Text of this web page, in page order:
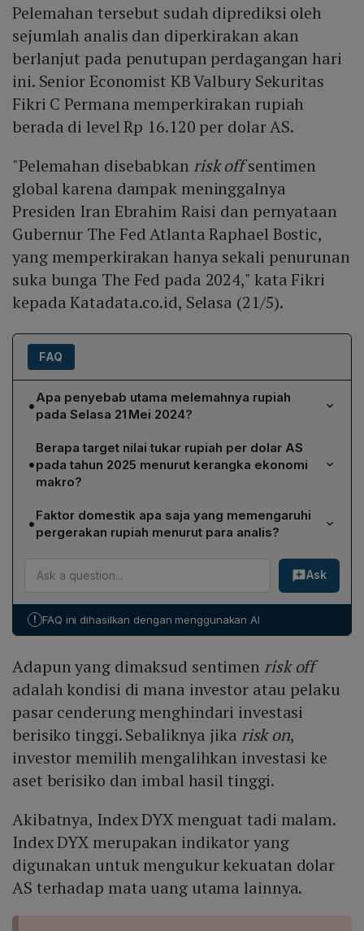
Pelemahan tersebut sudah diprediksi oleh
sejumlah analis dan diperkirakan akan
berlanjut pada penutupan perdagangan hari
ini. Senior Economist KB Valbury Sekuritas
Fikri C Permana memperkirakan rupiah
berada di level Rp 16.120 per dolar AS.
"Pelemahan disebabkan risk offsentimen
global karena dampak meninggalnya
Presiden Iran Ebrahim Raisi dan pernyataan
Gubernur The Fed Atlanta Raphael Bostic,
yang memperkirakan hanya sekali penurunan
suka bunga The Fed pada 2024," kata Fikri
kepada Katadata.co.id, Selasa (21/5).
FAQ
•Apa penyebab utama melemahnya rupiah
pada Selasa 21 Mei 2024?
Pelemahan rupiah dipicu oleh sentimen risk‑off global,
khususnya kematian Presiden Iran Ebrahim Raisi dan
pernyataan Gubernur The Fed Atlanta Raphael Bostic
bunga The Fed pada 2024. Kondisi tersebut membuat
investor menghindari aset berisiko, sehingga dolar AS
•
Berapa target nilai tukar rupiah per dolar AS
pada tahun 2025 menurut kerangka ekonomi
makro?
Dalam Kerangka Ekonomi Makro dan Pokok‑pokok
Kebijakan Fiskal (PEM‑PPKF), rupiah ditargetkan
berada di kisaran Rp 15.300‑Rp 16.000 per dolar AS
pada 2025, yaitu pada masa pemerintahan Prabowo
Subianto.
•Faktor domestik apa saja yang memengaruhi
pergerakan rupiah menurut para analis?
Faktor domestik meliputi sentimen defisit neraca
berjalan, pembahasan Rancangan Anggaran
Pendapatan Negara (RAPBN) dalam PEM‑PPKF, serta
Dewan Gubernur Bank Indonesia (RDG). Semua faktor
Ask
! FAQ ini dihasilkan dengan menggunakan AI
Adapun yang dimaksud sentimen risk off
adalah kondisi di mana investor atau pelaku
pasar cenderung menghindari investasi
berisiko tinggi. Sebaliknya jika risk on,
investor memilih mengalihkan investasi ke
aset berisiko dan imbal hasil tinggi.
Akibatnya, Index DYX menguat tadi malam.
Index DYX merupakan indikator yang
digunakan untuk mengukur kekuatan dolar
AS terhadap mata uang utama lainnya.